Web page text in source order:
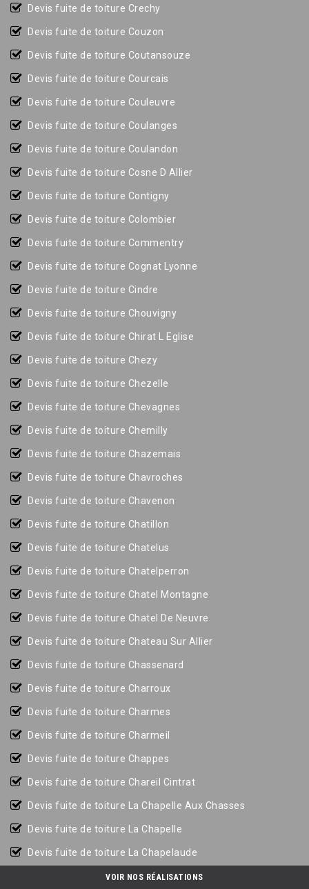
Devis fuite de toiture Crechy
Devis fuite de toiture Couzon
Devis fuite de toiture Coutansouze
Devis fuite de toiture Courcais
Devis fuite de toiture Couleuvre
Devis fuite de toiture Coulanges
Devis fuite de toiture Coulandon
Devis fuite de toiture Cosne D Allier
Devis fuite de toiture Contigny
Devis fuite de toiture Colombier
Devis fuite de toiture Commentry
Devis fuite de toiture Cognat Lyonne
Devis fuite de toiture Cindre
Devis fuite de toiture Chouvigny
Devis fuite de toiture Chirat L Eglise
Devis fuite de toiture Chezy
Devis fuite de toiture Chezelle
Devis fuite de toiture Chevagnes
Devis fuite de toiture Chemilly
Devis fuite de toiture Chazemais
Devis fuite de toiture Chavroches
Devis fuite de toiture Chavenon
Devis fuite de toiture Chatillon
Devis fuite de toiture Chatelus
Devis fuite de toiture Chatelperron
Devis fuite de toiture Chatel Montagne
Devis fuite de toiture Chatel De Neuvre
Devis fuite de toiture Chateau Sur Allier
Devis fuite de toiture Chassenard
Devis fuite de toiture Charroux
Devis fuite de toiture Charmes
Devis fuite de toiture Charmeil
Devis fuite de toiture Chappes
Devis fuite de toiture Chareil Cintrat
Devis fuite de toiture La Chapelle Aux Chasses
Devis fuite de toiture La Chapelle
Devis fuite de toiture La Chapelaude
Devis fuite de toiture Chapeau
VOIR NOS RÉALISATIONS